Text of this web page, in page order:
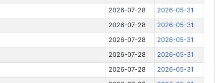
2026-07-28 2026-05-31
2026-07-28 2026-05-31
2026-07-28 2026-05-31
2026-07-28 2026-05-31
2026-07-28 2026-05-31